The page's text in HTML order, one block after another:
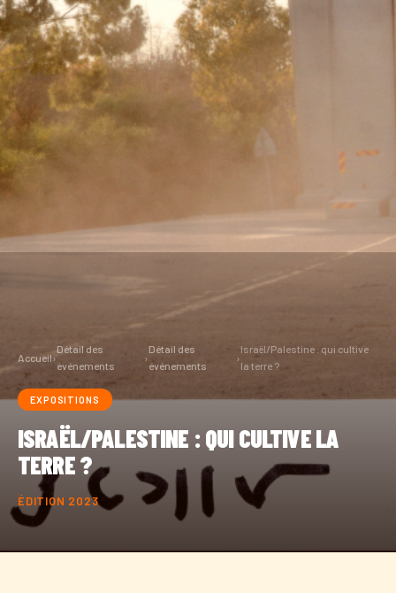
Accueil›
Détail des
événements
›
Détail des
événements
›
Israël/Palestine : qui cultive
la terre ?
EXPOSITIONS
ISRAËL/PALESTINE : QUI CULTIVE LA
TERRE ?
ÉDITION 2023